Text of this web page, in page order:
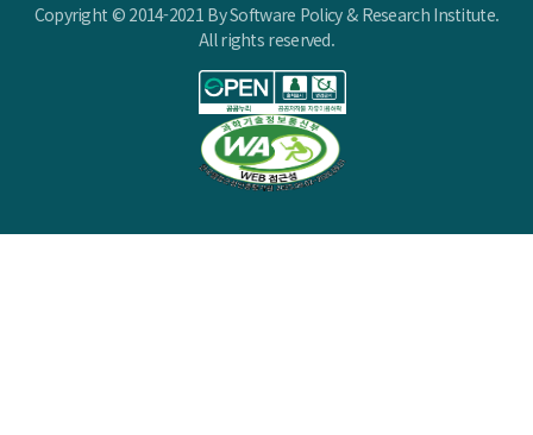
Copyright © 2014-2021 By Software Policy & Research Institute.
All rights reserved.